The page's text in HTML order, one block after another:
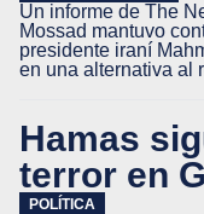
Un informe de The
Mossad mantuvo
presidente iraní
en una alternativa al
Hamas
terror en
POLÍTICA